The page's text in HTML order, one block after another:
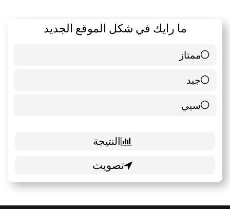
ما رايك في شكل الموقع الجديد
ممتاز
6 ( 85.71 % )
جيد
0 ( 0 % )
سيي
1 ( 14.29 % )